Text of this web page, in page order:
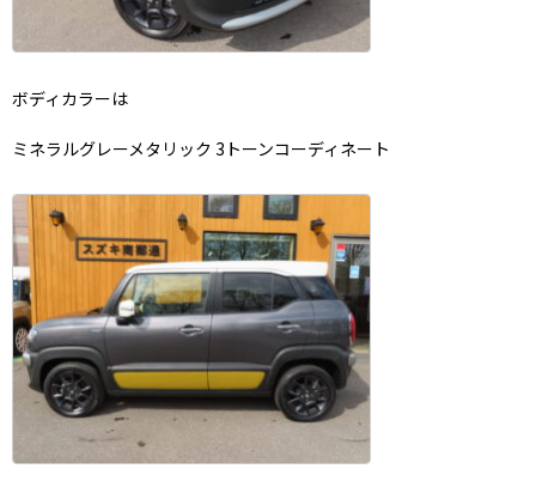
ボディカラーは
ミネラルグレーメタリック 3トーンコーディネート